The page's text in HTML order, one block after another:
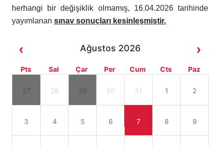
herhangi bir değişiklik olmamış, 16.04.2026 tarihinde
yayımlanan sınav sonuçları kesinleşmiştir.
Ağustos 2026
Pts Sal Çar Per Cum Cts Paz
27 28 29 30 31 1 2
3 4 5 6 7 8 9